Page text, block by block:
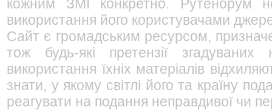
кожним ЗМІ конкретно. Рутенорум
використання його користувачами
Сайт є громадським ресурсом,
тож будь-які претензії
використання їхніх матеріалів
знати, у якому світлі його та країну
реагувати на подання неправдивої чи